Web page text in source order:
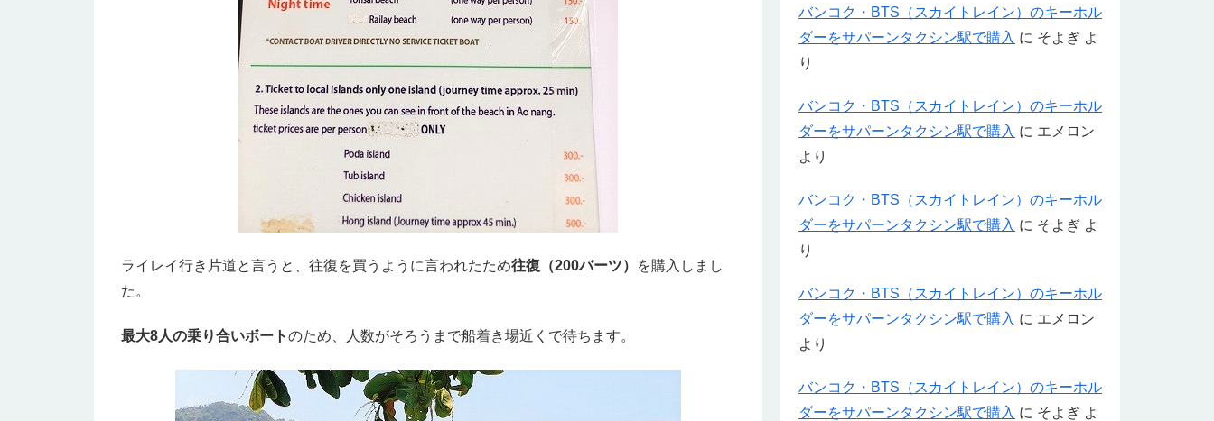
ライレイ行き片道と言うと、往復を買うように言われたため往復（200バーツ）
を購入しまし
た。
最大8人の乗り合いボートのため、人数がそろうまで船着き場近くで待ちます。
バンコク・BTS（スカイトレイン）のキーホル
ダーをサパーンタクシン駅で購入 に そよぎ よ
り
バンコク・BTS（スカイトレイン）のキーホル
ダーをサパーンタクシン駅で購入 に エメロン
より
バンコク・BTS（スカイトレイン）のキーホル
ダーをサパーンタクシン駅で購入 に そよぎ よ
り
バンコク・BTS（スカイトレイン）のキーホル
ダーをサパーンタクシン駅で購入 に エメロン
より
バンコク・BTS（スカイトレイン）のキーホル
ダーをサパーンタクシン駅で購入 に そよぎ よ